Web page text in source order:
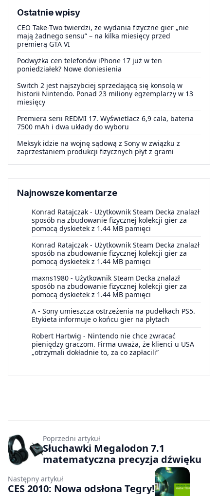
Ostatnie wpisy
CEO Take-Two twierdzi, że wydania fizyczne gier „nie
mają żadnego sensu” – na kilka miesięcy przed
premierą GTA VI
Podwyżka cen telefonów iPhone 17 już w ten
poniedziałek? Nowe doniesienia
Switch 2 jest najszybciej sprzedającą się konsolą w
historii Nintendo. Ponad 23 miliony egzemplarzy w 13
miesięcy
Premiera serii REDMI 17. Wyświetlacz 6,9 cala, bateria
7500 mAh i dwa układy do wyboru
Meksyk idzie na wojnę sądową z Sony w związku z
zaprzestaniem produkcji fizycznych płyt z grami
Najnowsze komentarze
Konrad Ratajczak - Użytkownik Steam Decka znalazł
sposób na zbudowanie fizycznej kolekcji gier za
pomocą dyskietek z 1.44 MB pamięci
Konrad Ratajczak - Użytkownik Steam Decka znalazł
sposób na zbudowanie fizycznej kolekcji gier za
pomocą dyskietek z 1.44 MB pamięci
maxns1980 - Użytkownik Steam Decka znalazł
sposób na zbudowanie fizycznej kolekcji gier za
pomocą dyskietek z 1.44 MB pamięci
A - Sony umieszcza ostrzeżenia na pudełkach PS5.
Etykieta informuje o końcu gier na płytach
Robert Hartwig - Nintendo nie chce zwracać
pieniędzy graczom. Firma uważa, że klienci u USA
„otrzymali dokładnie to, za co zapłacili”
Poprzedni artykuł
Słuchawki Megalodon 7.1
matematyczna precyzja dźwięku
Następny artykuł
CES 2010: Nowa odsłona Tegry!